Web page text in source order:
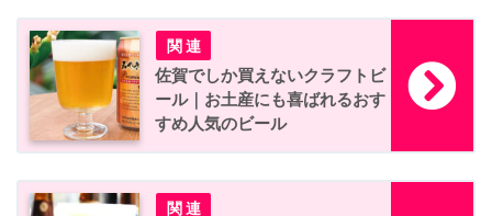
佐賀でしか買えないクラフトビ
ール｜お土産にも喜ばれるおす
すめ人気のビール